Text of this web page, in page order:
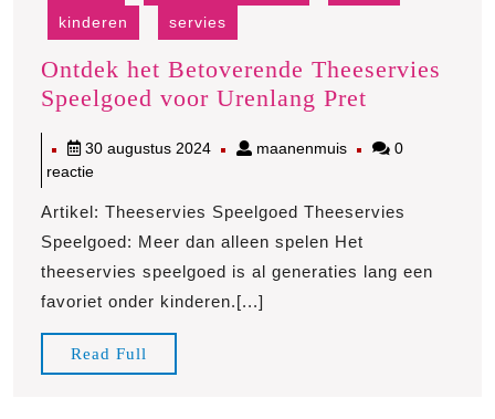
kinderen
servies
Ontdek het Betoverende Theeservies
Speelgoed voor Urenlang Pret
Speelgoed
Urenlang
30 augustus 202430
maanenmuismaanenmuis
0
reactie
Artikel: Theeservies Speelgoed Theeservies
Speelgoed: Meer dan alleen spelen Het
theeservies speelgoed is al generaties lang een
favoriet onder kinderen.[...]
Read Full
Full